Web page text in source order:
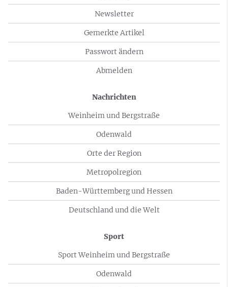
Newsletter
Gemerkte Artikel
Passwort ändern
Abmelden
Nachrichten
Weinheim und Bergstraße
Odenwald
Orte der Region
Metropolregion
Baden-Württemberg und Hessen
Deutschland und die Welt
Sport
Sport Weinheim und Bergstraße
Odenwald